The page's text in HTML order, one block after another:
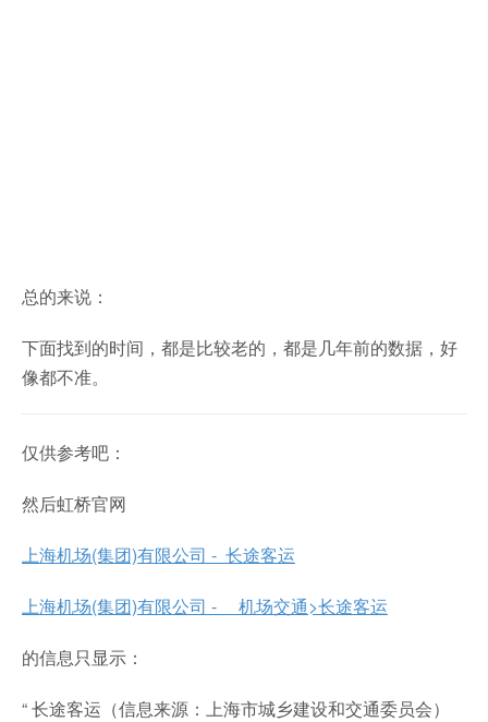
总的来说：
下面找到的时间，都是比较老的，都是几年前的数据，好
像都不准。
仅供参考吧：
然后虹桥官网
上海机场(集团)有限公司 - 长途客运
上海机场(集团)有限公司 - 机场交通>长途客运
的信息只显示：
“ 长途客运（信息来源：上海市城乡建设和交通委员会）